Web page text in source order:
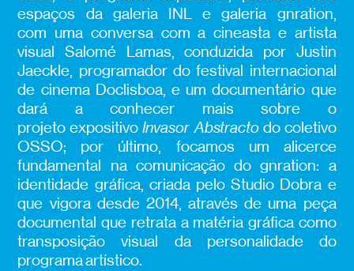
espaços da galeria INL e galeria gnration,
com uma conversa com a cineasta e artista
visual Salomé Lamas, conduzida por Justin
Jaeckle, programador do festival internacional
de cinema Doclisboa, e um documentário que
dará a conhecer mais sobre o
projeto expositivoInvasor Abstractodo coletivo
OSSO; por último, focamos um alicerce
fundamental na comunicação do gnration: a
identidade gráfica, criada pelo Studio Dobra e
que vigora desde 2014, através de uma peça
documental que retrata a matéria gráfica como
transposição visual da personalidade do
programa artístico.